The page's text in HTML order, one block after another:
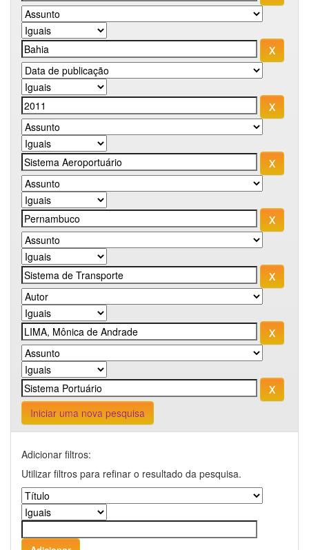
Iniciar uma nova pesquisa
Adicionar filtros:
Utilizar filtros para refinar o resultado da pesquisa.